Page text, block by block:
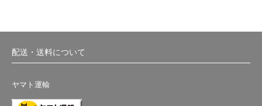
配送・送料について
ヤマト運輸